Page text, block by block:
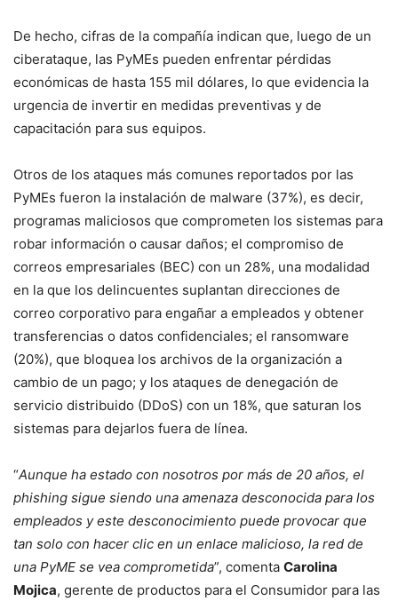
De hecho, cifras de la compañía indican que, luego de un
ciberataque, las PyMEs pueden enfrentar pérdidas
económicas de hasta 155 mil dólares, lo que evidencia la
urgencia de invertir en medidas preventivas y de
capacitación para sus equipos.
Otros de los ataques más comunes reportados por las
PyMEs fueron la instalación de malware (37%), es decir,
programas maliciosos que comprometen los sistemas para
robar información o causar daños; el compromiso de
correos empresariales (BEC) con un 28%, una modalidad
en la que los delincuentes suplantan direcciones de
correo corporativo para engañar a empleados y obtener
transferencias o datos confidenciales; el ransomware
(20%), que bloquea los archivos de la organización a
cambio de un pago; y los ataques de denegación de
servicio distribuido (DDoS) con un 18%, que saturan los
sistemas para dejarlos fuera de línea.
“Aunque ha estado con nosotros por más de 20 años, el
phishing sigue siendo una amenaza desconocida para los
empleados y este desconocimiento puede provocar que
tan solo con hacer clic en un enlace malicioso, la red de
una PyME se vea comprometida”, comenta Carolina
Mojica, gerente de productos para el Consumidor para las